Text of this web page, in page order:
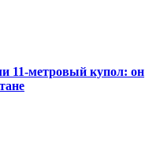
11-метровый купол: он